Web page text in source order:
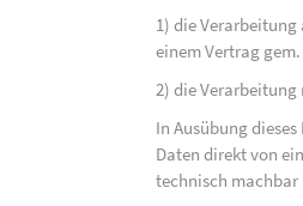
1) die Verarbeitung
einem Vertrag
2) die
In Ausübung
Daten direkt von
technisch machbar